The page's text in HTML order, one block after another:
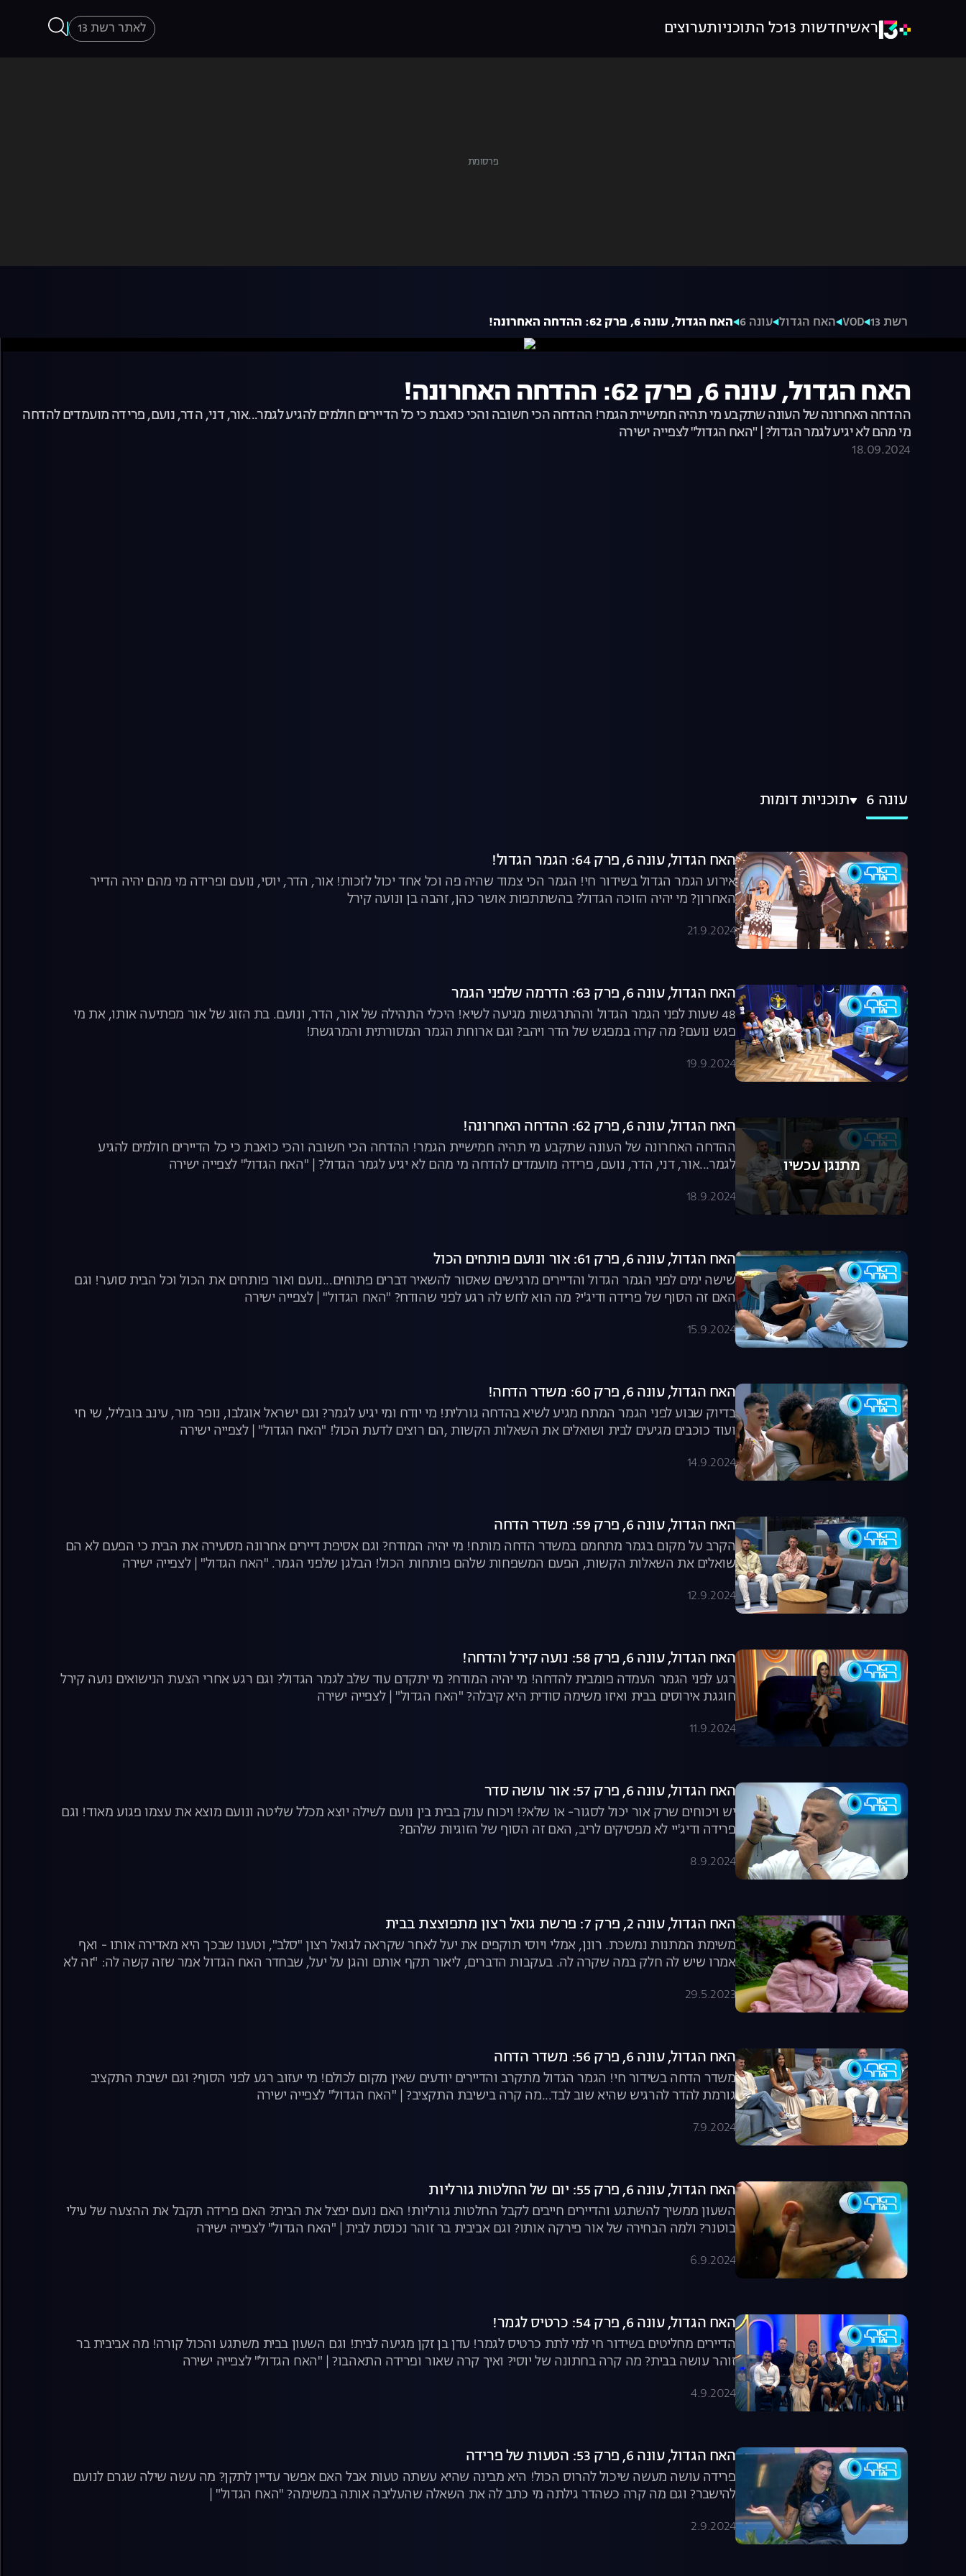
ראשיחדשות 13 כל התוכניותערוצים לאתר רשת 13
רשת 13 VOD האח הגדול עונה 6 האח הגדול, עונה 6, פרק 62: ההדחה האחרונה!
האח הגדול, עונה 6, פרק 62: ההדחה האחרונה!
ההדחה האחרונה של העונה שתקבע מי תהיה חמישיית הגמר! ההדחה הכי חשובה והכי כואבת כי כל הדיירים חולמים להגיע לגמר...אור, דני, הדר, נועם, פרידה מועמדים להדחה
מי מהם לא יגיע לגמר הגדול? | "האח הגדול" לצפייה ישירה
18.09.2024
עונה 6 תוכניות דומות
האח הגדול, עונה 6, פרק 64: הגמר הגדול!
אירוע הגמר הגדול בשידור חי! הגמר הכי צמוד שהיה פה וכל אחד יכול לזכות! אור, הדר, יוסי, נועם ופרידה מי מהם יהיה הדייר
האחרון? מי יהיה הזוכה הגדול? בהשתתפות אושר כהן, זהבה בן ונועה קירל
21.9.2024
האח הגדול, עונה 6, פרק 63: הדרמה שלפני הגמר
48 שעות לפני הגמר הגדול וההתרגשות מגיעה לשיא! היכלי התהילה של אור, הדר, ונועם. בת הזוג של אור מפתיעה אותו, את מי
פגש נועם? מה קרה במפגש של הדר ויהב? וגם ארוחת הגמר המסורתית והמרגשת!
19.9.2024
מתנגן עכשיו
האח הגדול, עונה 6, פרק 62: ההדחה האחרונה!
ההדחה האחרונה של העונה שתקבע מי תהיה חמישיית הגמר! ההדחה הכי חשובה והכי כואבת כי כל הדיירים חולמים להגיע
לגמר...אור, דני, הדר, נועם, פרידה מועמדים להדחה מי מהם לא יגיע לגמר הגדול? | "האח הגדול" לצפייה ישירה
18.9.2024
האח הגדול, עונה 6, פרק 61: אור ונועם פותחים הכול
שישה ימים לפני הגמר הגדול והדיירים מרגישים שאסור להשאיר דברים פתוחים...נועם ואור פותחים את הכול וכל הבית סוער! וגם
האם זה הסוף של פרידה ודיג'י? מה הוא לחש לה רגע לפני שהודח? "האח הגדול" | לצפייה ישירה
15.9.2024
האח הגדול, עונה 6, פרק 60: משדר הדחה!
בדיוק שבוע לפני הגמר המתח מגיע לשיא בהדחה גורלית! מי יודח ומי יגיע לגמר? וגם ישראל אוגלבו, נופר מור, עינב בובליל, שי חי
ועוד כוכבים מגיעים לבית ושואלים את השאלות הקשות ,הם רוצים לדעת הכול! "האח הגדול" | לצפייה ישירה
14.9.2024
האח הגדול, עונה 6, פרק 59: משדר הדחה
הקרב על מקום בגמר מתחמם במשדר הדחה מותח! מי יהיה המודח? וגם אסיפת דיירים אחרונה מסעירה את הבית כי הפעם לא הם
שואלים את השאלות הקשות, הפעם המשפחות שלהם פותחות הכול! הבלגן שלפני הגמר. "האח הגדול" | לצפייה ישירה
12.9.2024
האח הגדול, עונה 6, פרק 58: נועה קירל והדחה!
רגע לפני הגמר העמדה פומבית להדחה! מי יהיה המודח? מי יתקדם עוד שלב לגמר הגדול? וגם רגע אחרי הצעת הנישואים נועה קירל
חוגגת אירוסים בבית ואיזו משימה סודית היא קיבלה? "האח הגדול" | לצפייה ישירה
11.9.2024
האח הגדול, עונה 6, פרק 57: אור עושה סדר
יש ויכוחים שרק אור יכול לסגור- או שלא?! ויכוח ענק בבית בין נועם לשילה יוצא מכלל שליטה ונועם מוצא את עצמו פגוע מאוד! וגם
פרידה ודיג'יי לא מפסיקים לריב, האם זה הסוף של הזוגיות שלהם?
8.9.2024
האח הגדול, עונה 2, פרק 7: פרשת גואל רצון מתפוצצת בבית
משימת המתנות נמשכת. רונן, אמלי ויוסי תוקפים את יעל לאחר שקראה לגואל רצון "סלב", וטענו שבכך היא מאדירה אותו - ואף
אמרו שיש לה חלק במה שקרה לה. בעקבות הדברים, ליאור תקף אותם והגן על יעל, שבחדר האח הגדול אמר שזה קשה לה: "זה לא
סיפור, אלה החיים האמיתיים". במקביל, תקוה רבה בנפרד עם מישל ועם ירדן, ורות מכריזה מי ייצא מרשימת ההדחה - ומי ייכנס
אליה. האח הגדול לצפייה ישירה
29.5.2023
האח הגדול, עונה 6, פרק 56: משדר הדחה
משדר הדחה בשידור חי! הגמר הגדול מתקרב והדיירים יודעים שאין מקום לכולם! מי יעזוב רגע לפני הסוף? וגם ישיבת התקציב
גורמת להדר להרגיש שהיא שוב לבד...מה קרה בישיבת התקציב? | "האח הגדול" לצפייה ישירה
7.9.2024
האח הגדול, עונה 6, פרק 55: יום של החלטות גורליות
השעון ממשיך להשתגע והדיירים חייבים לקבל החלטות גורליות! האם נועם יפצל את הבית? האם פרידה תקבל את ההצעה של עילי
בוטנר? ולמה הבחירה של אור פירקה אותו? וגם אביבית בר זוהר נכנסת לבית | "האח הגדול" לצפייה ישירה
6.9.2024
האח הגדול, עונה 6, פרק 54: כרטיס לגמר!
הדיירים מחליטים בשידור חי למי לתת כרטיס לגמר! עדן בן זקן מגיעה לבית! וגם השעון בבית משתגע והכול קורה! מה אביבית בר
זוהר עושה בבית? מה קרה בחתונה של יוסי? ואיך קרה שאור ופרידה התאהבו? | "האח הגדול" לצפייה ישירה
4.9.2024
האח הגדול, עונה 6, פרק 53: הטעות של פרידה
פרידה עושה מעשה שיכול להרוס הכול! היא מבינה שהיא עשתה טעות אבל האם אפשר עדיין לתקן? מה עשה שילה שגרם לנועם
להישבר? וגם מה קרה כשהדר גילתה מי כתב לה את השאלה שהעליבה אותה במשימה? "האח הגדול" |
2.9.2024